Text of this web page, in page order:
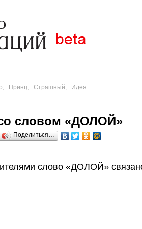
, Принц, Страшный, Идея
словом «ДОЛОЙ»
Поделиться…
слово «ДОЛОЙ»